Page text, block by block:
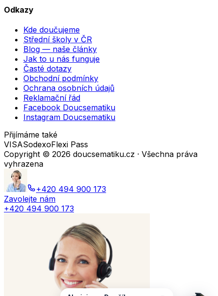
Odkazy
Kde doučujeme
Střední školy v ČR
Blog — naše články
Jak to u nás funguje
Časté dotazy
Obchodní podmínky
Ochrana osobních údajů
Reklamační řád
Facebook Doucsematiku
Instagram Doucsematiku
Přijímáme také
VISASodexoFlexi Pass
Copyright © 2026 doucsematiku.cz · Všechna práva
vyhrazena
+420 494 900 173
Zavolejte nám
+420 494 900 173